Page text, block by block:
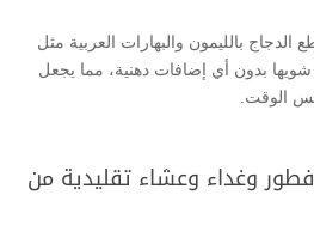
الدجاج بالليمون والبهارات العربية مثل
شويها بدون أي إضافات دهنية، مما يجعل
الوقت.
وغداء وعشاء تقليدية من